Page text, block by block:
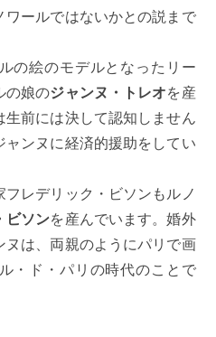
ワールではないかとの説まで
の絵のモデルとなったリー
の娘のジャンヌ・トレオを産
生前には決して認知しません
ンヌに経済的援助をしてい
レデリック・ビソンもルノ
ビソンを産んでいます。婚外
は、両親のようにパリで画
・ド・パリの時代のことで